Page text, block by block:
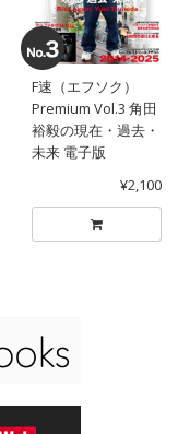
F速（エフソク）
Premium Vol.3 角田
裕毅の現在・過去・
未来 電子版
¥2,100